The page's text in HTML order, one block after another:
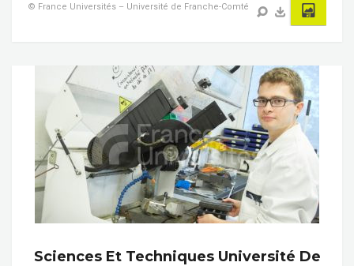
© France Universités – Université de Franche-Comté
Sciences Et Techniques Université De